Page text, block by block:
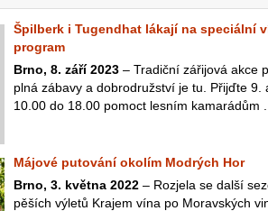
Špilberk i Tugendhat lákají na speciální
program
Brno, 8. září 2023 – Tradiční zářijová akce
plná zábavy a dobrodružství je tu. Přijďte 9.
10.00 do 18.00 pomoct lesním kamarádům ...
Májové putování okolím Modrých Hor
Brno, 3. května 2022 – Rozjela se další
pěších výletů Krajem vína po Moravských